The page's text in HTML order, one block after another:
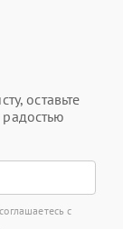
оставьте
с